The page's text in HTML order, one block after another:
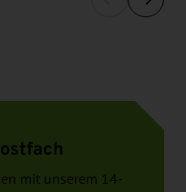
mit unserem 14-